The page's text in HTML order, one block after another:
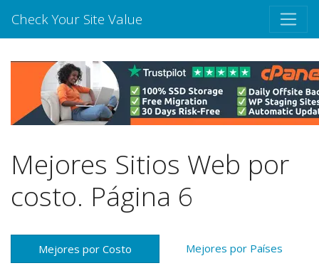
Check Your Site Value
Mejores Sitios Web por
costo. Página 6
Mejores por Costo Mejores por Países